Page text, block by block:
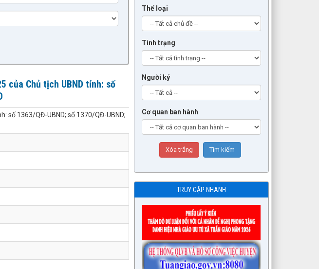
của Chủ tịch UBND tỉnh: số
số 1363/QĐ-UBND; số 1370/QĐ-UBND;
Thể loại
Tình trạng
Người ký
Cơ quan ban hành
TRUY CẬP NHANH